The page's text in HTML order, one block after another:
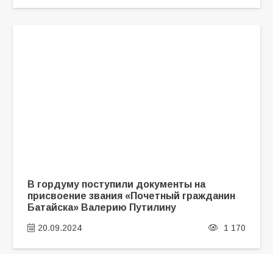
В гордуму поступили документы на
присвоение звания «Почетный гражданин
Батайска» Валерию Путилину
20.09.2024 1 170